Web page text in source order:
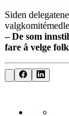
Siden
– De som
fare å velge